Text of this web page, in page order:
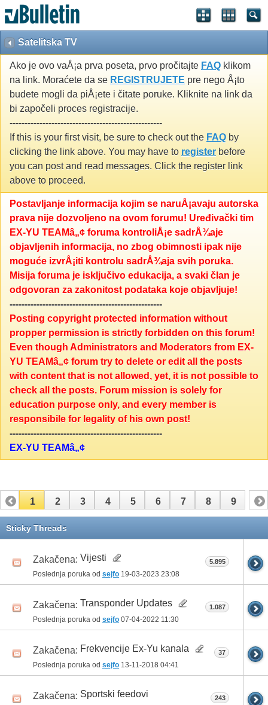
Satelitska TV
Ako je ovo vaÅ¡a prva poseta, prvo pročitajte FAQ klikom
na link. Moraćete da se REGISTRUJETE pre nego Å¡to
budete mogli da piÅ¡ete i čitate poruke. Kliknite na link da
bi započeli proces registracije.
---------------------------------------------------
If this is your first visit, be sure to check out the FAQ by
clicking the link above. You may have to register before
you can post and read messages. Click the register link
above to proceed.
Postavljanje informacija kojim se naruÅ¡avaju autorska
prava nije dozvoljeno na ovom forumu! Uređivački tim
EX-YU TEAMâ„¢ foruma kontroliÅ¡e sadrÅ¾aje
objavljenih informacija, no zbog obimnosti ipak nije
moguće izvrÅ¡iti kontrolu sadrÅ¾aja svih poruka.
Misija foruma je isključivo edukacija, a svaki član je
odgovoran za zakonitost podataka koje objavljuje!
---------------------------------------------------
Posting copyright protected information without
propper permission is strictly forbidden on this forum!
Even though Administrators and Moderators from EX-
YU TEAMâ„¢ forum try to delete or edit all the posts
with content that is not allowed, yet, it is not possible to
check all the posts. Forum mission is solely for
education purpose only, and every member is
responsibile for legality of his own post!
---------------------------------------------------
EX-YU TEAMâ„¢
1 2 3 4 5 6 7 8 9
Sticky Threads
Zakačena: Vijesti
Poslednja poruka od sejfo 19-03-2023 23:08
5.895
Zakačena: Transponder Updates
Poslednja poruka od sejfo 07-04-2022 11:30
1.087
Zakačena: Frekvencije Ex-Yu kanala
Poslednja poruka od sejfo 13-11-2018 04:41
37
Zakačena: Sportski feedovi 243